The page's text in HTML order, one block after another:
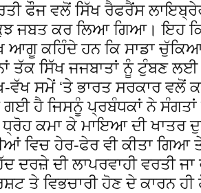
ਫੌਜ ਵਲੋਂ ਸਿੱਖ ਰੈਫਰੈਂਸ
ਜਬਤ ਕਰ ਲਿਆ ਗਿਆ। ਇਹ
ਆਗੂ ਕਹਿੰਦੇ ਹਨ ਕਿ ਸਾਡਾ
ਤੱਕ ਸਿੱਖ ਜਜਬਾਤਾਂ ਨੂੰ ਟੁੰਬਣ ਲਈ
ਵੱਖ ਸਮੇਂ ‘ਤੇ ਭਾਰਤ ਸਰਕਾਰ
ਗਈ ਹੈ ਜਿਸਨੂੰ ਪ੍ਰਬੰਧਕਾਂ ਨੇ
ਧ੍ਰੋਹ ਕਮਾ ਕੇ ਮਾਇਆ ਦੀ
ਵਿਚ ਹੇਰ-ਫੇਰ ਵੀ ਕੀਤਾ ਗਿਆ
ਦਰਜ਼ੇ ਦੀ ਲਾਪਰਵਾਹੀ ਵਰਤੀ
ਤੇ ਵਿਭਚਾਰੀ ਹੋਣ ਦੇ ਕਾਰਨ ਹੀ